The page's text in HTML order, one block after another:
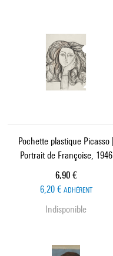
Pochette plastique Picasso |
Portrait de Françoise, 1946
Prix ​​actuel
6,90 €
6,20 € ADHÉRENT
Indisponible